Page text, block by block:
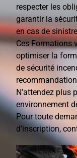
respecter les
garantir la
en cas de
Ces Formations
optimiser la
de sécurité
N’attendez plus
environnement
Pour toute
d’inscription,